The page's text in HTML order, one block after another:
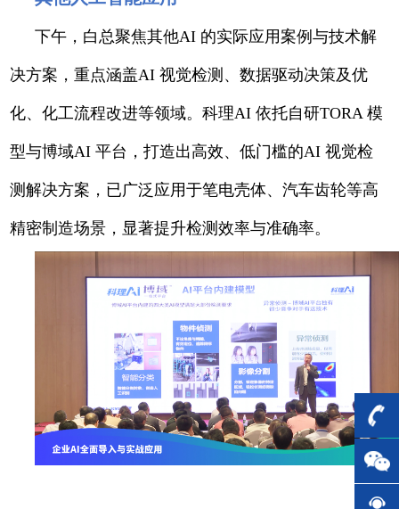
下午，白总聚焦其他AI 的实际应用案例与技术解
决方案，重点涵盖AI 视觉检测、数据驱动决策及优
化、化工流程改进等领域。科理AI 依托自研TORA 模
型与博域AI 平台，打造出高效、低门槛的AI 视觉检
测解决方案，已广泛应用于笔电壳体、汽车齿轮等高
精密制造场景，显著提升检测效率与准确率。